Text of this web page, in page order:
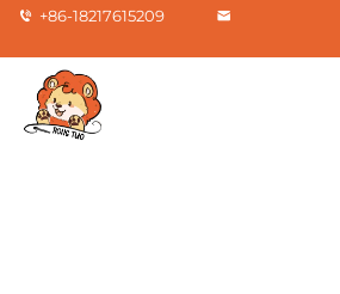
+86-18217615209